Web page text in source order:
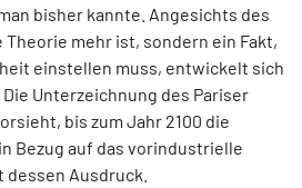
bisher kannte. Angesichts des
mehr ist, sondern ein Fakt,
einstellen muss, entwickelt sich
Unterzeichnung des Pariser
bis zum Jahr 2100 die
Bezug auf das vorindustrielle
dessen Ausdruck.